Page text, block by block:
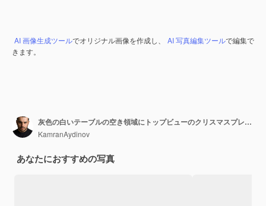
AI 画像生成ツールでオリジナル画像を作成し、 AI 写真編集ツールで編集で
きます。
灰色の白いテーブルの空き領域にトップビューのクリスマスプレゼントサンタ帽子
KamranAydinov
あなたにおすすめの写真